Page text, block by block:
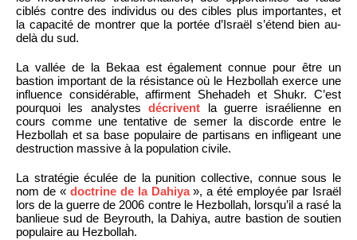
ciblés contre des individus ou des cibles plus importantes, et
la capacité de montrer que la portée d’Israël s’étend bien au-
delà du sud.
La vallée de la Bekaa est également connue pour être un
bastion important de la résistance où le Hezbollah exerce une
influence considérable, affirment Shehadeh et Shukr. C’est
pourquoi les analystesdécrivent la guerre israélienne en
cours comme une tentative de semer la discorde entre le
Hezbollah et sa base populaire de partisans en infligeant une
destruction massive à la population civile.
La stratégie éculée de la punition collective, connue sous le
nom de « doctrine de la Dahiya», a été employée par Israël
lors de la guerre de 2006 contre le Hezbollah, lorsqu’il a rasé la
banlieue sud de Beyrouth, la Dahiya, autre bastion de soutien
populaire au Hezbollah.